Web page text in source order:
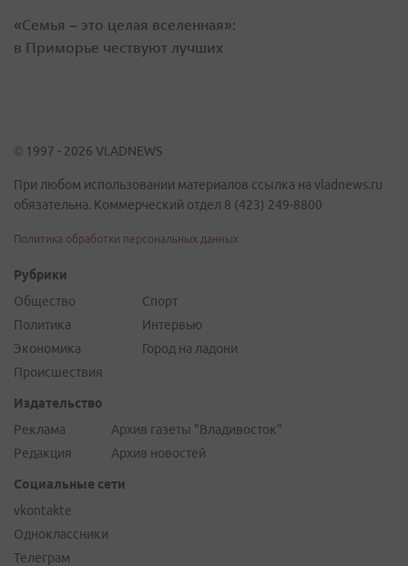
«Семья – это целая вселенная»:
в Приморье чествуют лучших
© 1997 - 2026 VLADNEWS
При любом использовании материалов ссылка на vladnews.ru
обязательна. Коммерческий отдел 8 (423) 249-8800
Политика обработки персональных данных
Рубрики
Общество
Политика
Экономика
Происшествия
Спорт
Интервью
Город на ладони
Издательство
Реклама
Редакция
Архив газеты "Владивосток"
Архив новостей
Социальные сети
vkontakte
Одноклассники
Телеграм